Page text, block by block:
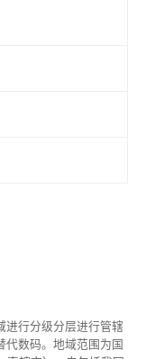
进行分级分层进行管辖
代数码。地域范围为国